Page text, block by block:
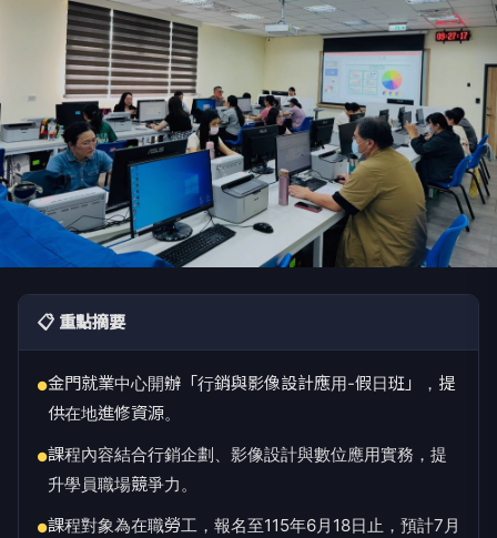
📋 重點摘要
●金門就業中心開辦「行銷與影像設計應用-假日班」，提
供在地進修資源。
●課程內容結合行銷企劃、影像設計與數位應用實務，提
升學員職場競爭力。
●課程對象為在職勞工，報名至115年6月18日止，預計7月